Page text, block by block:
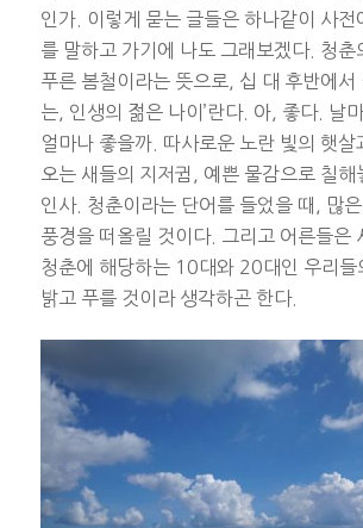
인가. 이렇게 묻는 글들은 하나같이 사전
를 말하고 가기에 나도 그래보겠다. 청춘
푸른 봄철이라는 뜻으로, 십 대 후반에서
는, 인생의 젊은 나이’란다. 아, 좋다. 날
얼마나 좋을까. 따사로운 노란 빛의 햇살
오는 새들의 지저귐, 예쁜 물감으로 칠해
인사. 청춘이라는 단어를 들었을 때, 많
풍경을 떠올릴 것이다. 그리고 어른들은
청춘에 해당하는 10대와 20대인 우리들
밝고 푸를 것이라 생각하곤 한다.